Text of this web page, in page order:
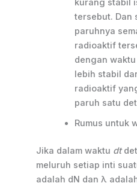
kurang stabil
tersebut. Dan
paruhnya
radioaktif
dengan
lebih stabil
radioaktif
paruh satu
Rumus untuk
Jika dalam waktu dt
meluruh setiap inti
adalah dN dan λ